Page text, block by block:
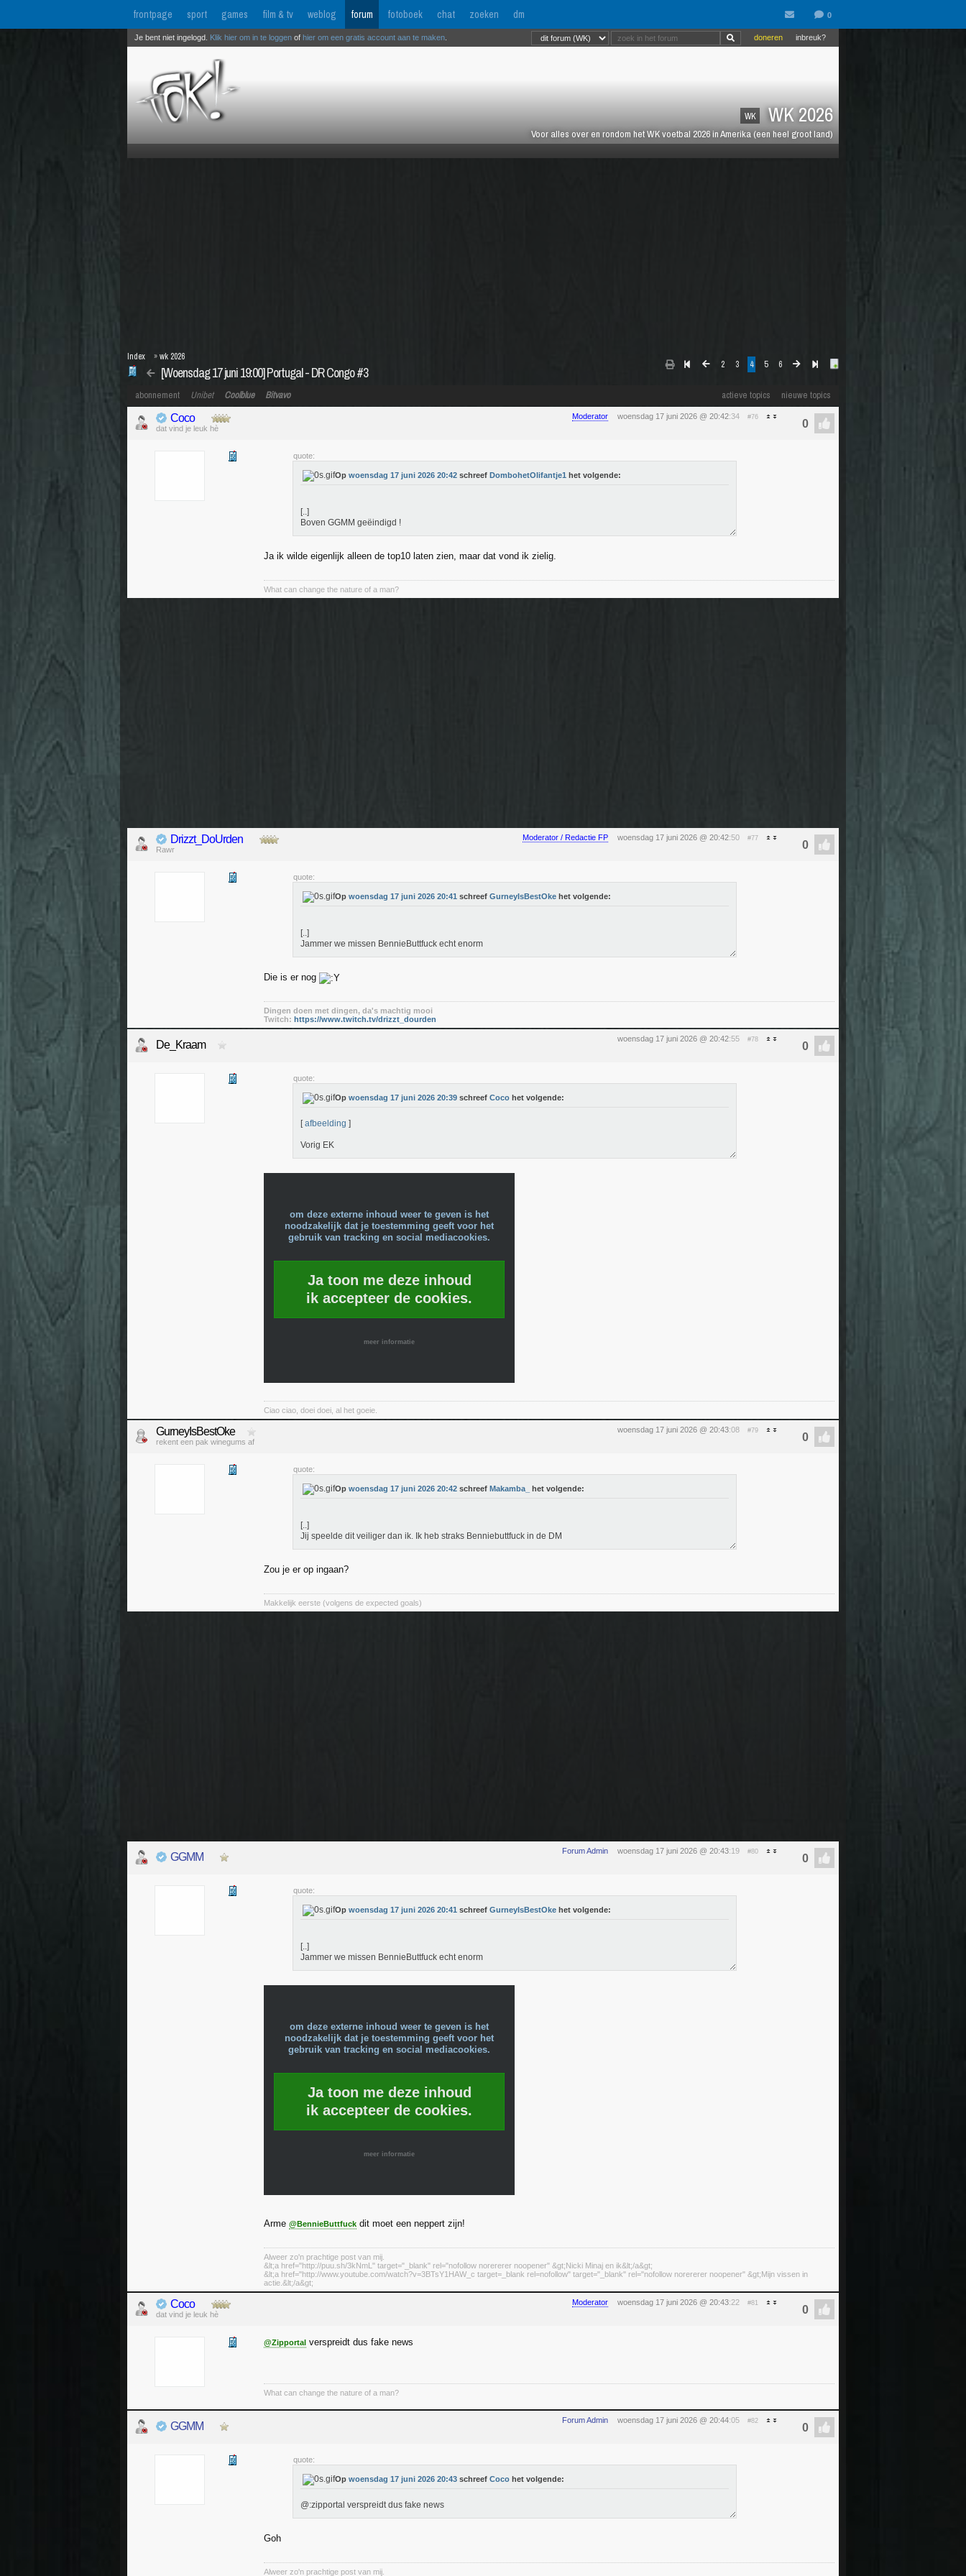
frontpage sport games film & tv weblog forum fotoboek chat zoeken dm
WK WK 2026
Voor alles over en rondom het WK voetbal 2026 in Amerika (een heel groot land)
inbreuk?
doneren
Je bent niet ingelogd. Klik hier om in te loggen of hier om een gratis account aan te maken
2 3 4 5 6
[Woensdag 17 juni 19:00] Portugal - DR Congo #3
Index »wk 2026
actieve topics nieuwe topics
abonnement Unibet Coolblue Bitvavo
Moderator woensdag 17 juni 2026 @ 20:42:34 #76
Coco
dat vind je leuk hè
quote:
Op woensdag 17 juni 2026 20:42 schreef DombohetOlifantje1 het volgende:
[..]
Boven GGMM geëindigd !
Ja ik wilde eigenlijk alleen de top10 laten zien, maar dat vond ik zielig.
What can change the nature of a man?
Moderator / Redactie FP woensdag 17 juni 2026 @ 20:42:50 #77
Drizzt_DoUrden
Rawr
quote:
Op woensdag 17 juni 2026 20:41 schreef GurneyIsBestOke het volgende:
[..]
Jammer we missen BennieButtfuck echt enorm
Die is er nog
Dingen doen met dingen, da's machtig mooi
Twitch: https://www.twitch.tv/drizzt_dourden
woensdag 17 juni 2026 @ 20:42:55 #78
De_Kraam
quote:
Op woensdag 17 juni 2026 20:39 schreef Coco het volgende:
[afbeelding ]
Vorig EK
om deze externe inhoud weer te geven is het
noodzakelijk dat je toestemming geeft voor het
gebruik van tracking en social mediacookies.
Ja toon me deze inhoud
ik accepteer de cookies.
meer informatie
Ciao ciao, doei doei, al het goeie.
woensdag 17 juni 2026 @ 20:43:08 #79
GurneyIsBestOke
rekent een pak winegums af
quote:
Op woensdag 17 juni 2026 20:42 schreef Makamba_ het volgende:
[..]
Jij speelde dit veiliger dan ik. Ik heb straks Benniebuttfuck in de DM
Zou je er op ingaan?
Makkelijk eerste (volgens de expected goals)
Forum Admin woensdag 17 juni 2026 @ 20:43:19 #80
GGMM
quote:
Op woensdag 17 juni 2026 20:41 schreef GurneyIsBestOke het volgende:
[..]
Jammer we missen BennieButtfuck echt enorm
om deze externe inhoud weer te geven is het
noodzakelijk dat je toestemming geeft voor het
gebruik van tracking en social mediacookies.
Ja toon me deze inhoud
ik accepteer de cookies.
meer informatie
Arme @BennieButtfuck dit moet een neppert zijn!
Alweer zo'n prachtige post van mij.
&lt;a href="http://puu.sh/3kNmL" target="_blank" rel="nofollow norererer noopener" &gt;Nicki Minaj en ik&lt;/a&gt;
&lt;a href="http://www.youtube.com/watch?v=3BTsY1HAW_c target=_blank rel=nofollow" target="_blank" rel="nofollow norererer noopener" &gt;Mijn vissen in
actie.&lt;/a&gt;
Moderator woensdag 17 juni 2026 @ 20:43:22 #81
Coco
dat vind je leuk hè
@Zipportal verspreidt dus fake news
What can change the nature of a man?
Forum Admin woensdag 17 juni 2026 @ 20:44:05 #82
GGMM
quote:
Op woensdag 17 juni 2026 20:43 schreef Coco het volgende:
@:zipportal verspreidt dus fake news
Goh
Alweer zo'n prachtige post van mij.